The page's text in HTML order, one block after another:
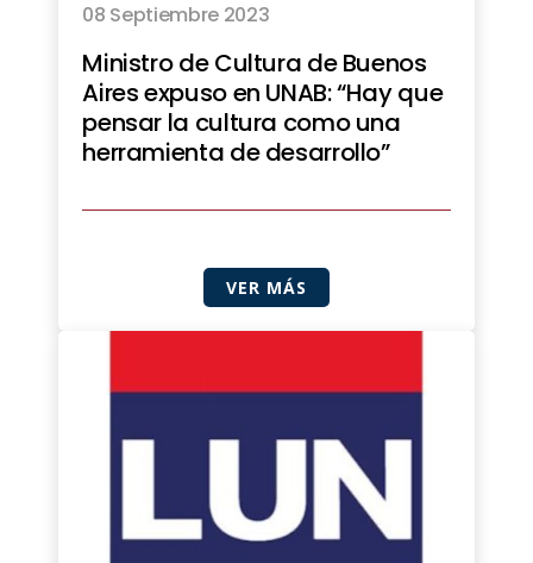
08 Septiembre 2023
Ministro de Cultura de Buenos
Aires expuso en UNAB: “Hay que
pensar la cultura como una
herramienta de desarrollo”
VER MÁS